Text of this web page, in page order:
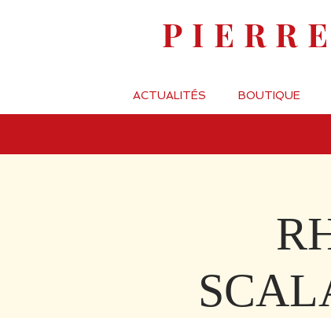
ACTUALITÉS BOUTIQUE